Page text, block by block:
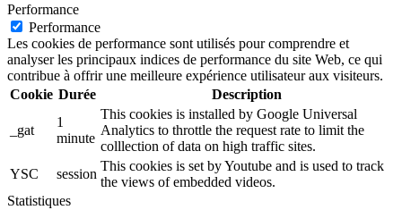
Performance
Performance
Les cookies de performance sont utilisés pour comprendre et
analyser les principaux indices de performance du site Web, ce qui
contribue à offrir une meilleure expérience utilisateur aux visiteurs.
Cookie Durée Description
_gat
1
minute
This cookies is installed by Google Universal
Analytics to throttle the request rate to limit the
colllection of data on high traffic sites.
YSC
session
This cookies is set by Youtube and is used to track
the views of embedded videos.
Statistiques